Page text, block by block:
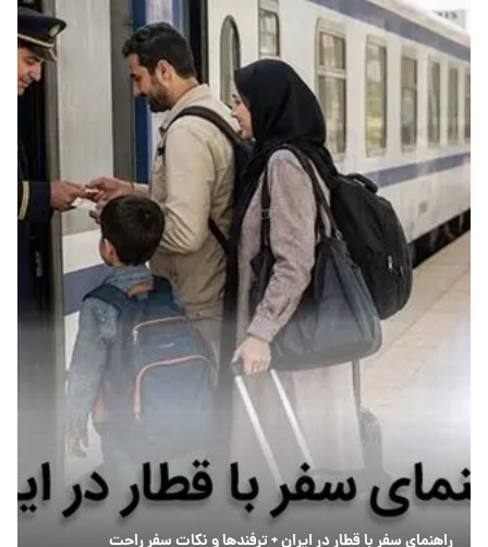
راهنمای سفر با قطار در ایران + ترفندها و نکات سفر راحت